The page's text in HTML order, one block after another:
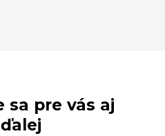
sa pre vás aj